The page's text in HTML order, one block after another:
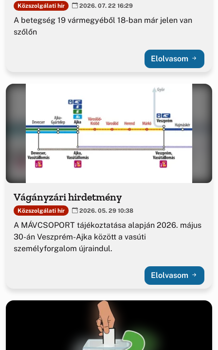
Közszolgálati hír 2026. 07. 22 16:29
A betegség 19 vármegyéből 18-ban már jelen van
szőlőn
Elolvasom
Vágányzári hirdetmény
Közszolgálati hír 2026. 05. 29 10:38
A MÁVCSOPORT tájékoztatása alapján 2026. május
30-án Veszprém-Ajka között a vasúti
személyforgalom újraindul.
Elolvasom